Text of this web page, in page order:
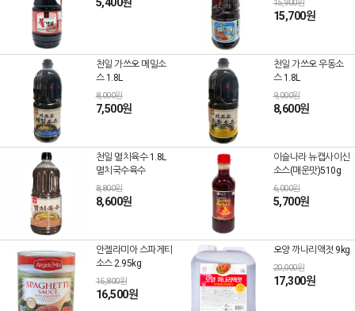
5,400원 15,900원
15,700원
천일 가쓰오 메밀소
스 1.8L
8,000원
7,500원
천일 가쓰오 우동소
스 1.8L
9,000원
8,600원
천일 멸치육수 1.8L
멸치국수육수
8,800원
8,600원
이슬나라 뉴캡사이신
소스(매운맛)510g
6,000원
5,700원
안젤라미아 스파게티
소스 2.95kg
16,800원
16,500원
오양 까나리액젓 9kg
20,000원
17,300원